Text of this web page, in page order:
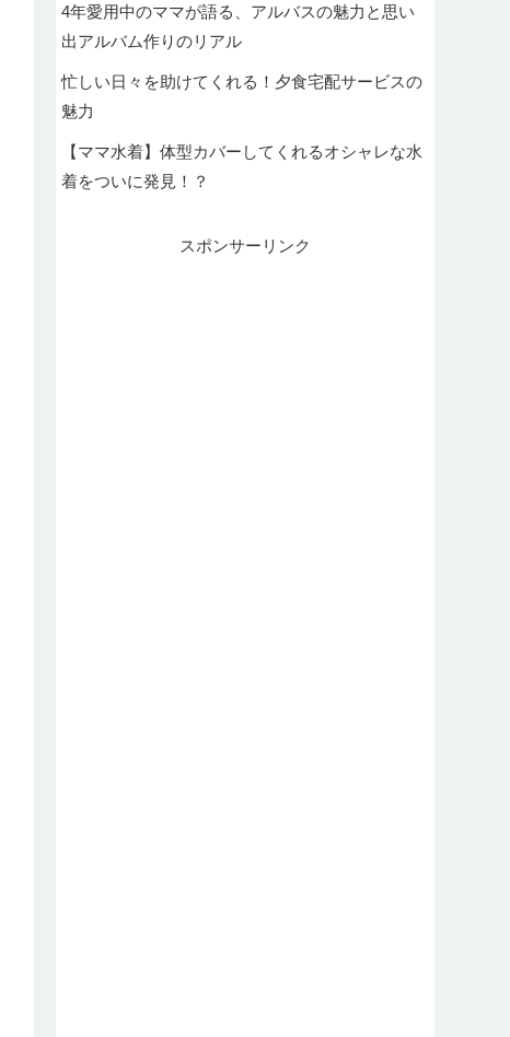
4年愛用中のママが語る、アルバスの魅力と思い
出アルバム作りのリアル
忙しい日々を助けてくれる！夕食宅配サービスの
魅力
【ママ水着】体型カバーしてくれるオシャレな水
着をついに発見！？
スポンサーリンク